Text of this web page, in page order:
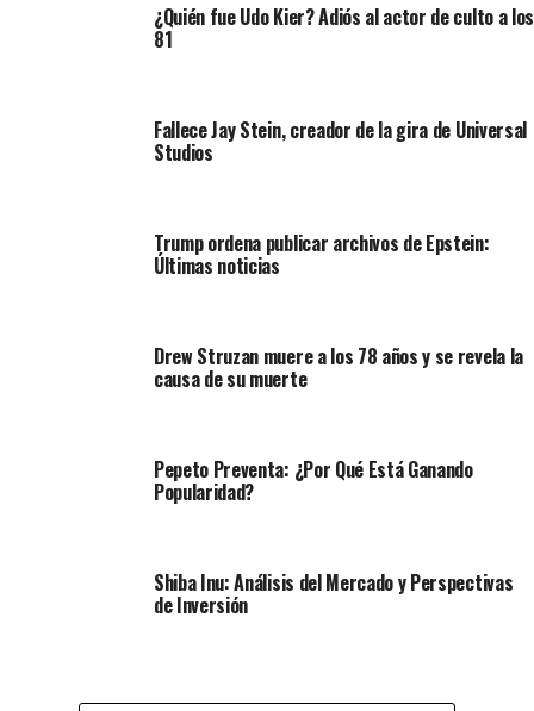
¿Quién fue Udo Kier? Adiós al actor de culto a los
81
Fallece Jay Stein, creador de la gira de Universal
Studios
Trump ordena publicar archivos de Epstein:
Últimas noticias
Drew Struzan muere a los 78 años y se revela la
causa de su muerte
Pepeto Preventa: ¿Por Qué Está Ganando
Popularidad?
Shiba Inu: Análisis del Mercado y Perspectivas
de Inversión